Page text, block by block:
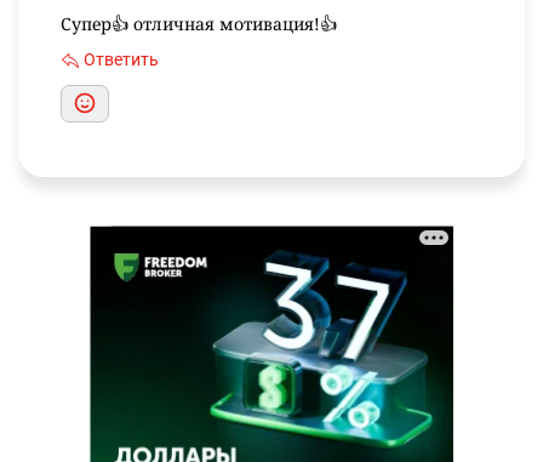
Супер👍 отличная мотивация!👍
Ответить